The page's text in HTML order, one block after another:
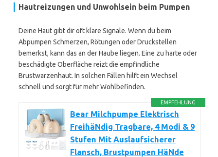
Hautreizungen und Unwohlsein beim Pumpen
Deine Haut gibt dir oft klare Signale. Wenn du beim
Abpumpen Schmerzen, Rötungen oder Druckstellen
bemerkst, kann das an der Haube liegen. Eine zu harte oder
beschädigte Oberfläche reizt die empfindliche
Brustwarzenhaut. In solchen Fällen hilft ein Wechsel
schnell und sorgt für mehr Wohlbefinden.
EMPFEHLUNG
Bear Milchpumpe Elektrisch
FreihäNdig Tragbare, 4 Modi & 9
Stufen Mit Auslaufsicherer
Flansch, Brustpumpen HäNde